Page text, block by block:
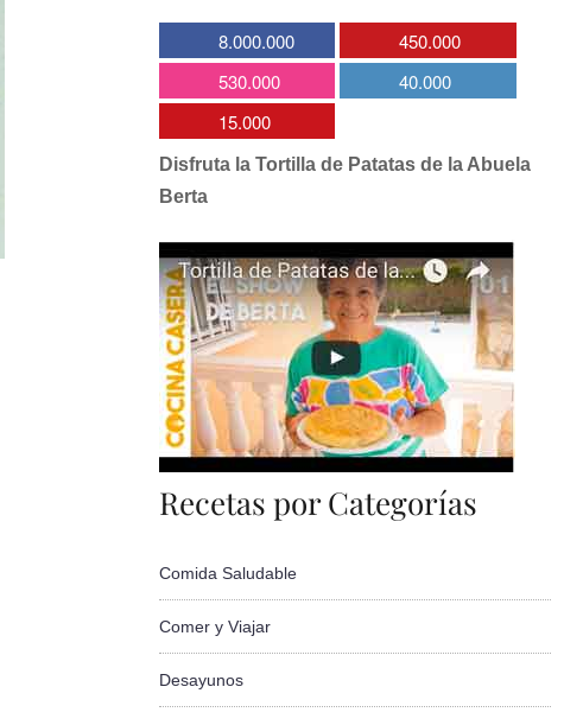
8.000.000
450.000
530.000
40.000
15.000
Disfruta la Tortilla de Patatas de la Abuela
Berta
Recetas por Categorías
Comida Saludable
Comer y Viajar
Desayunos